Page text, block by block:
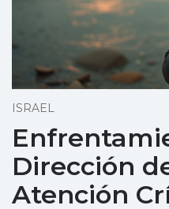
ISRAEL
Dirección
Atención